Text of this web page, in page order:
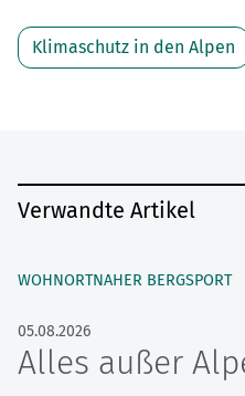
Klimaschutz in den Alpen
Verwandte Artikel
WOHNORTNAHER BERGSPORT
05.08.2026
Alles außer